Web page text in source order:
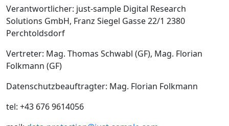
Verantwortlicher: just-sample Digital Research
Solutions GmbH, Franz Siegel Gasse 22/1 2380
Perchtoldsdorf
Vertreter: Mag. Thomas Schwabl (GF), Mag. Florian
Folkmann (GF)
Datenschutzbeauftragter: Mag. Florian Folkmann
tel: +43 676 9614056